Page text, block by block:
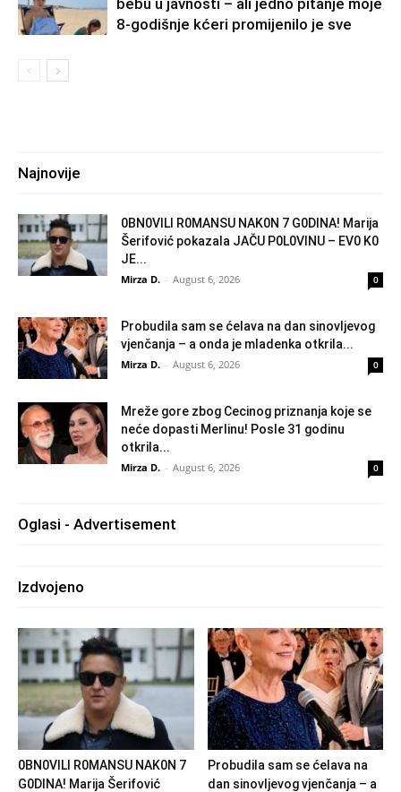
bebu u javnosti – ali jedno pitanje moje
8-godišnje kćeri promijenilo je sve
Najnovije
0BN0VlLl R0MANSU NAK0N 7 G0DlNA! Marija
Šerifović pokazala JAČU P0L0VINU – EV0 K0
JE...
Mirza D. - August 6, 2026 0
Probudila sam se ćelava na dan sinovljevog
vjenčanja – a onda je mladenka otkrila...
Mirza D. - August 6, 2026 0
Mreže gore zbog Cecinog priznanja koje se
neće dopasti Merlinu! Posle 31 godinu
otkrila...
Mirza D. - August 6, 2026 0
Oglasi - Advertisement
Izdvojeno
0BN0VlLl R0MANSU NAK0N 7
G0DlNA! Marija Šerifović
Probudila sam se ćelava na
dan sinovljevog vjenčanja – a